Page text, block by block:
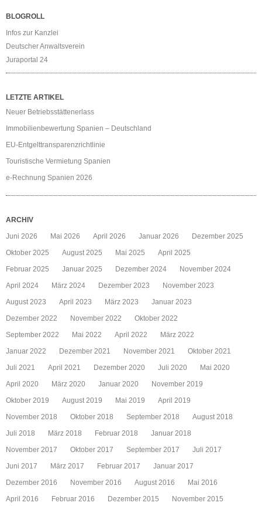
BLOGROLL
Infos zur Kanzlei
Deutscher Anwaltsverein
Juraportal 24
LETZTE ARTIKEL
Neuer Betriebsstättenerlass
Immobilienbewertung Spanien – Deutschland
EU-Entgelttransparenzrichtlinie
Touristische Vermietung Spanien
e-Rechnung Spanien 2026
ARCHIV
Juni 2026
Mai 2026 April 2026 Januar 2026
Dezember 2025
Oktober 2025
August 2025 Mai 2025
April 2025
Februar 2025
Januar 2025 Dezember 2024
November 2024
April 2024
März 2024 Dezember 2023
November 2023
August 2023
April 2023 März 2023
Januar 2023
Dezember 2022
November 2022
Oktober 2022
September 2022
Mai 2022 April 2022
März 2022
Januar 2022
Dezember 2021 November 2021
Oktober 2021
Juli 2021
April 2021 Dezember 2020 Juli 2020
Mai 2020
April 2020
März 2020 Januar 2020
November 2019
Oktober 2019
August 2019 Mai 2019
April 2019
November 2018
Oktober 2018 September 2018
August 2018
Juli 2018
März 2018 Februar 2018
Januar 2018
November 2017
Oktober 2017 September 2017
Juli 2017
Juni 2017
März 2017 Februar 2017
Januar 2017
Dezember 2016
November 2016 August 2016
Mai 2016
April 2016
Februar 2016 Dezember 2015 November 2015